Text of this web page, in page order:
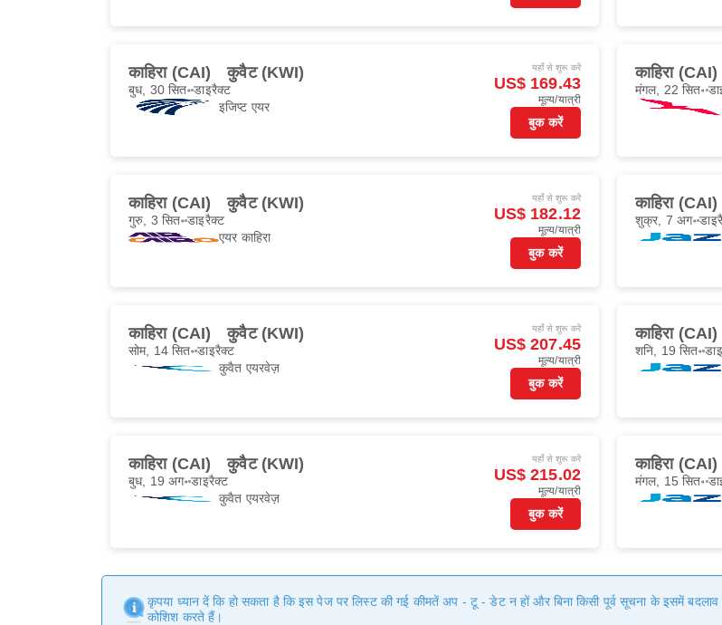
काहिरा (CAI) कुवैट (KWI)
बुध, 30 सित॰डाइरैक्ट
इजिप्ट एयर
यहाँ से शुरू करें
US$ 169.43
मूल्य/यात्री
बुक करें
काहिरा (CAI)
मंगल, 22 सित॰
काहिरा (CAI) कुवैट (KWI)
गुरु, 3 सित॰डाइरैक्ट
एयर काहिरा
यहाँ से शुरू करें
US$ 182.12
मूल्य/यात्री
बुक करें
काहिरा (CAI)
शुक्र, 7 अग॰
काहिरा (CAI) कुवैट (KWI)
सोम, 14 सित॰डाइरैक्ट
कुवैत एयरवेज़
यहाँ से शुरू करें
US$ 207.45
मूल्य/यात्री
बुक करें
काहिरा (CAI)
शनि, 19 सित॰
काहिरा (CAI) कुवैट (KWI)
बुध, 19 अग॰डाइरैक्ट
कुवैत एयरवेज़
यहाँ से शुरू करें
US$ 215.02
मूल्य/यात्री
बुक करें
काहिरा (CAI)
मंगल, 15 सित॰
कृपया ध्यान दें कि हो सकता है कि इस पेज पर लिस्ट की गई कीमतें अप - टू - डेट न हों और बिना किसी पूर्व सूचना के इसमें
कोशिश करते हैं।